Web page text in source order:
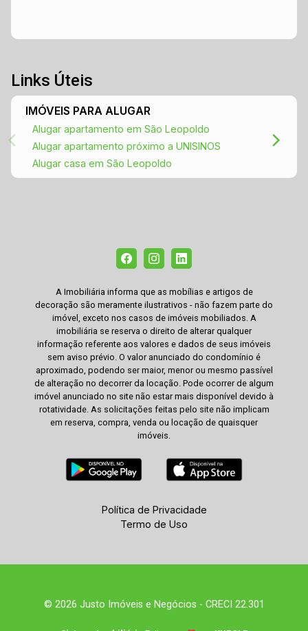
Links Úteis
IMÓVEIS PARA ALUGAR
Alugar apartamento em São Leopoldo
Alugar apartamento próximo a UNISINOS
Alugar casa em São Leopoldo
A Imobiliária informa que as mobílias e artigos de
decoração são meramente ilustrativos - não fazem parte do
imóvel, exceto nos casos de imóveis mobiliados. A
imobiliária se reserva o direito de alterar qualquer
informação referente aos valores e dados de seus imóveis
sem aviso prévio. O valor anunciado do condomínio é
aproximado, podendo ser maior, menor ou mesmo passível
de alteração no decorrer da locação. Pode ocorrer de algum
imóvel anunciado no site não estar mais disponível devido à
rotatividade. As solicitações feitas pelo site não implicam
em reserva, compra, venda ou locação de quaisquer
imóveis.
Política de Privacidade
Termo de Uso
© 2026 Justo Imóveis e Negócios - CRECI 22.301